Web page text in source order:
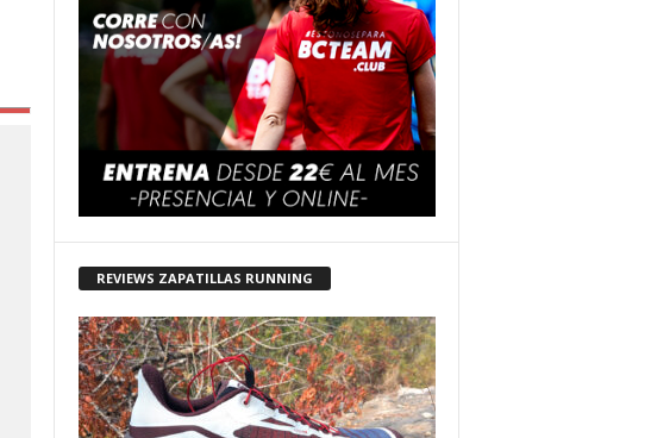
REVIEWS ZAPATILLAS RUNNING